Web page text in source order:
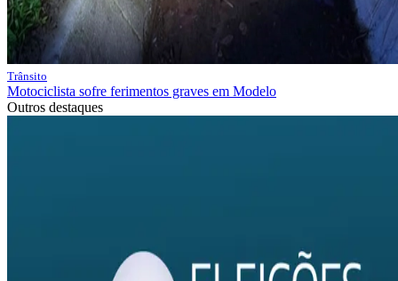
Trânsito
Motociclista sofre ferimentos graves em Modelo
Outros destaques